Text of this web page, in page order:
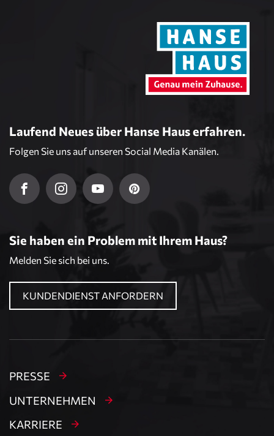
Laufend Neues über Hanse Haus erfahren.
Folgen Sie uns auf unseren Social Media Kanälen.
Sie haben ein Problem mit Ihrem Haus?
Melden Sie sich bei uns.
KUNDENDIENST ANFORDERN
PRESSE
UNTERNEHMEN
KARRIERE